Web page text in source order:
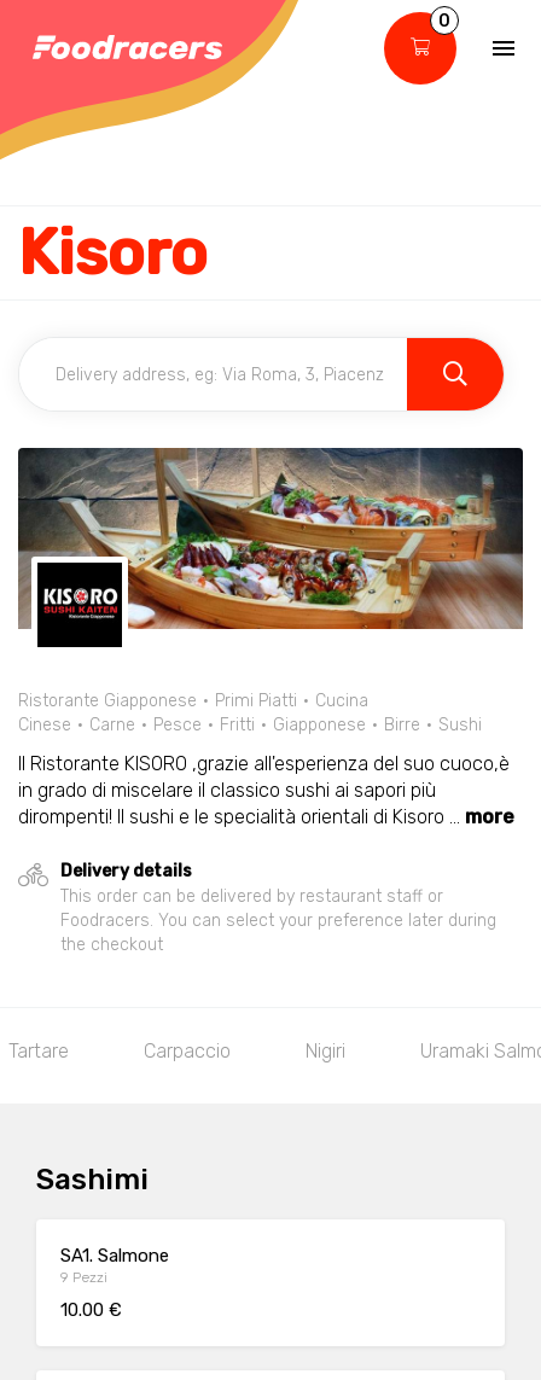
0
Kisoro
Ristorante Giapponese Primi Piatti
Cucina
Cinese
Carne Pesce Fritti Giapponese Birre Sushi
Il Ristorante KISORO ,grazie all'esperienza del suo cuoco,è
in grado di miscelare il classico sushi ai sapori più
dirompenti! Il sushi e le specialità orientali di Kisoro ... more
Delivery details
This order can be delivered by restaurant staff or
Foodracers. You can select your preference later during
the checkout
Carpaccio Nigiri Uramaki
Sashimi
SA1. Salmone
9 Pezzi
10.00 €